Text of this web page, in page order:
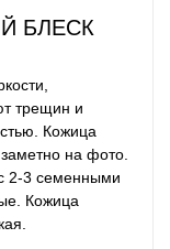
БЛЕСК
трещин и
Кожица
на фото.
2-3 семенными
Кожица